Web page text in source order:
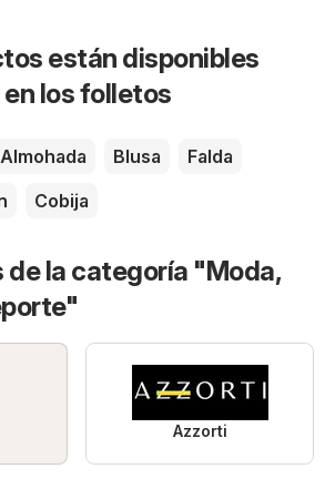
están disponibles
los folletos
Almohada Blusa
Falda
Cobija
la categoría "Moda,
Azzorti